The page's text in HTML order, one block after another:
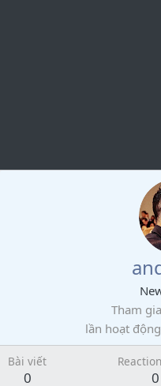
Tham gia
lần hoạt
Bài viết
0 0